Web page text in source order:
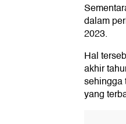
dalam
2023.
Hal
akhir
sehingga
yang